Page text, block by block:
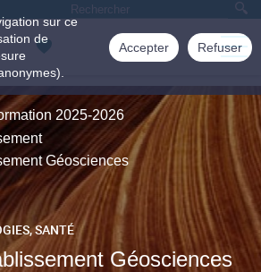
sur ce
de
Accepter Refuser
2025-2026
Géosciences
SANTÉ
Géosciences